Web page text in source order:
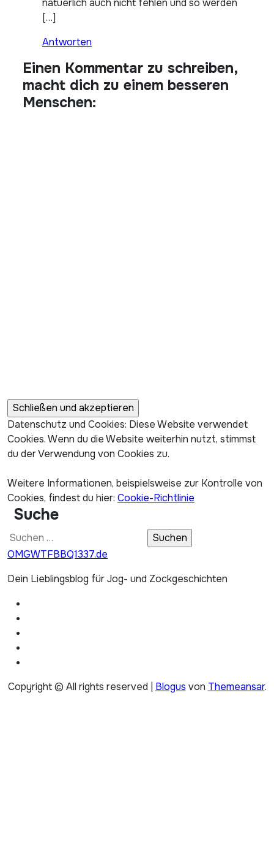
natuerlich auch nicht fehlen und so werden
[…]
Antworten
Einen Kommentar zu schreiben,
macht dich zu einem besseren
Menschen:
Datenschutz und Cookies: Diese Website verwendet
Cookies. Wenn du die Website weiterhin nutzt, stimmst
du der Verwendung von Cookies zu.
Weitere Informationen, beispielsweise zur Kontrolle von
Cookies, findest du hier: Cookie-Richtlinie
Suche
Suchen
nach:
OMGWTFBBQ1337.de
Dein Lieblingsblog für Jog- und Zockgeschichten
Copyright © All rights reserved Blogus von Themeansar.